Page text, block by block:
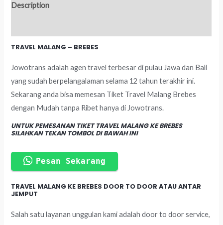
Description
TRAVEL MALANG – BREBES
Jowotrans adalah agen travel terbesar di pulau Jawa dan Bali
yang sudah berpelangalaman selama 12 tahun terakhir ini.
Sekarang anda bisa memesan Tiket Travel Malang Brebes
dengan Mudah tanpa Ribet hanya di Jowotrans.
UNTUK PEMESANAN TIKET TRAVEL MALANG KE BREBES
SILAHKAN TEKAN TOMBOL DI BAWAH INI
Pesan Sekarang
TRAVEL MALANG KE BREBES DOOR TO DOOR ATAU ANTAR
JEMPUT
Salah satu layanan unggulan kami adalah door to door service,